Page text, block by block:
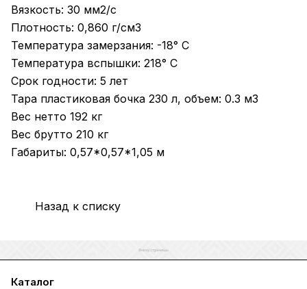
Вязкость: 30 мм2/с
Плотность: 0,860 г/см3
Температура замерзания: -18° С
Температура вспышки: 218° С
Срок годности: 5 лет
Тара пластиковая бочка 230 л, объем: 0.3 м3
Вес нетто 192 кг
Вес брутто 210 кг
Габариты: 0,57*0,57*1,05 м
Назад к списку
Каталог